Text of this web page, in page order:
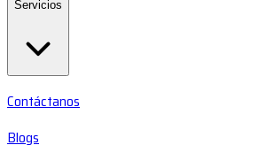
Servicios
Contáctanos
Blogs